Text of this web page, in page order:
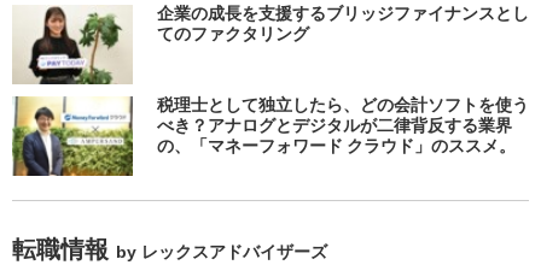
企業の成長を支援するブリッジファイナンスとし
てのファクタリング
税理士として独立したら、どの会計ソフトを使う
べき？アナログとデジタルが二律背反する業界
の、「マネーフォワード クラウド」のススメ。
転職情報 by レックスアドバイザーズ